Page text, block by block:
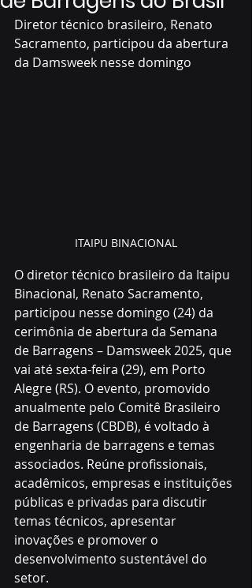
Diretor técnico brasileiro, Renato
Sacramento, participou da abertura
da Damsweek nesse domingo
ITAIPU BINACIONAL
O diretor técnico brasileiro da Itaipu
Binacional, Renato Sacramento,
participou nesse domingo (24) da
cerimônia de abertura da Semana
de Barragens – Damsweek 2025, que
vai até sexta-feira (29), em Porto
Alegre (RS). O evento, promovido
anualmente pelo Comitê Brasileiro
de Barragens (CBDB), é voltado à
engenharia de barragens e temas
associados. Reúne profissionais,
acadêmicos, empresas e instituições
públicas e privadas para discutir
temas técnicos, apresentar
inovações e promover o
desenvolvimento sustentável do
setor.